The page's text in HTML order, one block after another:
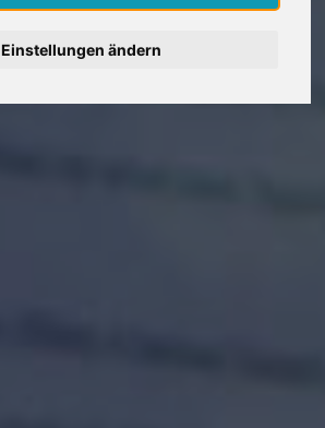
Einstellungen ändern